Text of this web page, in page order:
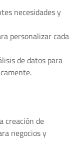
necesidades y
personalizar cada
de datos para
creación de
negocios y